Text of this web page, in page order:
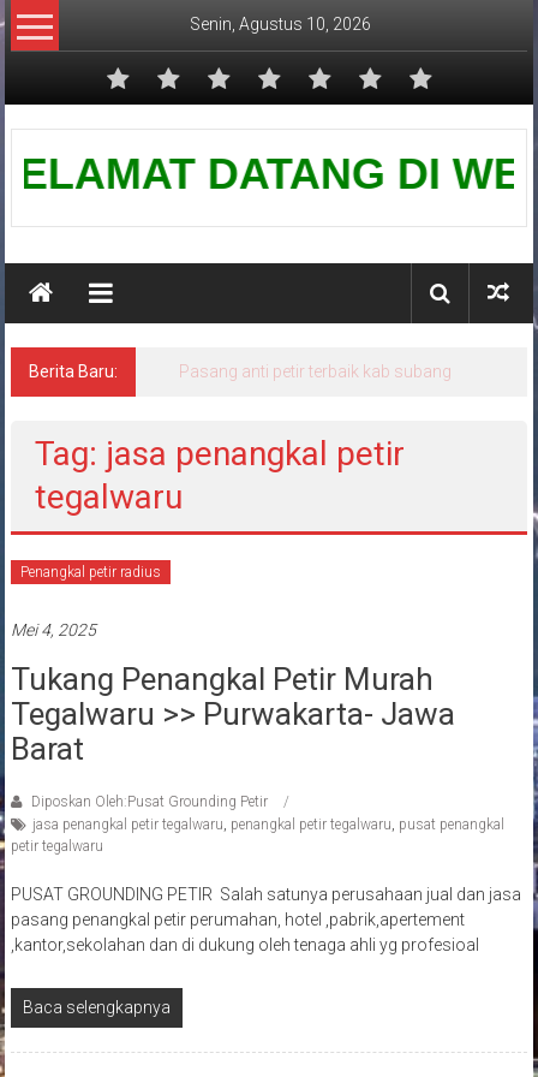
Lompat
ke
Senin, Agustus 10, 2026
Pusat
Grounding
DATANG DI
Berita Baru: Pasang anti petir terbaik kab subang
Tag: jasa penangkal petir
tegalwaru
Penangkal petir radius
Mei 4, 2025
Tukang Penangkal Petir Murah
Tegalwaru >> Purwakarta- Jawa
Barat
Diposkan Oleh:Pusat Grounding Petir
jasa penangkal petir tegalwaru, penangkal petir tegalwaru, pusat penangkal
petir tegalwaru
PUSAT GROUNDING PETIR Salah satunya perusahaan jual dan jasa
pasang penangkal petir perumahan, hotel ,pabrik,apertement
,kantor,sekolahan dan di dukung oleh tenaga ahli yg profesioal
Baca selengkapnya